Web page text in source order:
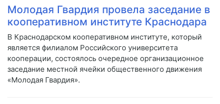
Молодая Гвардия провела заседание в
кооперативном институте Краснодара
В Краснодарском кооперативном институте, который
является филиалом Российского университета
кооперации, состоялось очередное организационное
заседание местной ячейки общественного движения
«Молодая Гвардия».